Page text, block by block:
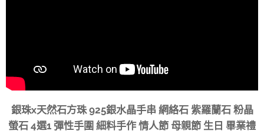
銀珠x天然石方珠 925銀水晶手串 網絡石 紫羅蘭石 粉晶
螢石 4選1 彈性手圍 細料手作 情人節 母親節 生日 畢業禮